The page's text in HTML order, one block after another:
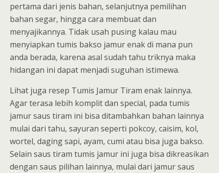
pertama dari jenis bahan, selanjutnya pemilihan
bahan segar, hingga cara membuat dan
menyajikannya. Tidak usah pusing kalau mau
menyiapkan tumis bakso jamur enak di mana pun
anda berada, karena asal sudah tahu triknya maka
hidangan ini dapat menjadi suguhan istimewa.
Lihat juga resep Tumis Jamur Tiram enak lainnya.
Agar terasa lebih komplit dan special, pada tumis
jamur saus tiram ini bisa ditambahkan bahan lainnya
mulai dari tahu, sayuran seperti pokcoy, caisim, kol,
wortel, daging sapi, ayam, cumi atau bisa juga bakso.
Selain saus tiram tumis jamur ini juga bisa dikreasikan
dengan saus pilihan lainnya, mulai dari jamur saus